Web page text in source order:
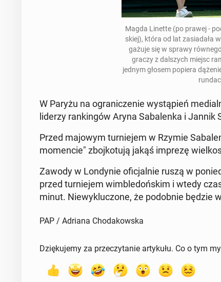
Magda Linette (po prawej -
skiej), która od lat za­sia­da­ła
ga­żu­je się w sprawy
graczy z dal­szych miejsc
jednym głosem popiera
W Paryżu na ogra­ni­cze­nie wy­stą­pień
liderzy ran­kin­gów Aryna Sa­ba­len­ka i Jannik
Przed majowym tur­nie­jem w Rzymie
mo­men­cie" zboj­ko­tu­ją jakąś imprezę
Zawody w Lon­dy­nie ofi­cjal­nie ruszą w
przed tur­nie­jem wim­ble­doń­skim i wtedy
minut. Nie­wy­klu­czo­ne, że po­dob­nie będzie
PAP / Adriana Chodakowska
Dziękujemy za przeczytanie artykułu. Co o tym